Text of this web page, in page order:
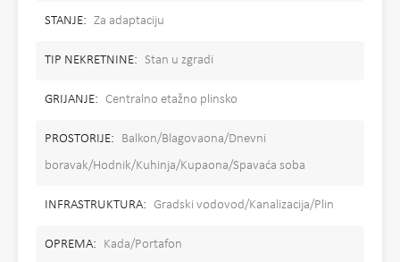
STANJE: Za adaptaciju
TIP NEKRETNINE: Stan u zgradi
GRIJANJE: Centralno etažno plinsko
PROSTORIJE:
Balkon/Blagovaona/Dnevni
boravak/Hodnik/Kuhinja/Kupaona/Spavaća soba
INFRASTRUKTURA: Gradski vodovod/Kanalizacija/Plin
OPREMA: Kada/Portafon